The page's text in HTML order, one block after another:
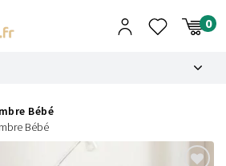
Bébé
Bébé